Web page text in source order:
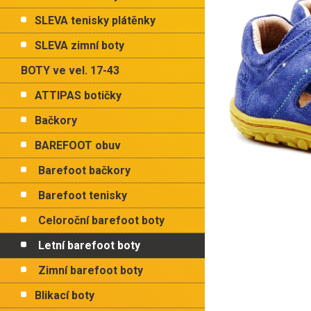
n
l
SLEVA tenisky plátěnky
SLEVA zimní boty
BOTY ve vel. 17-43
ATTIPAS botičky
Bačkory
BAREFOOT obuv
Barefoot bačkory
Barefoot tenisky
Celoroční barefoot boty
Letní barefoot boty
Zimní barefoot boty
Blikací boty